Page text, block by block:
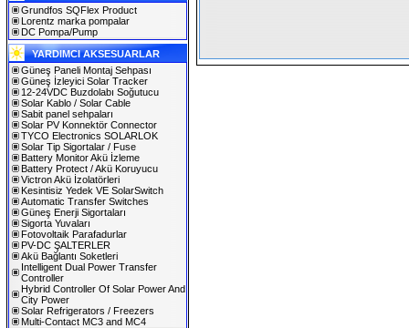
Grundfos SQFlex Product
Lorentz marka pompalar
DC Pompa/Pump
YARDIMCI AKSESUARLAR
Güneş Paneli Montaj Sehpası
Güneş İzleyici Solar Tracker
12-24VDC Buzdolabı Soğutucu
Solar Kablo / Solar Cable
Sabit panel sehpaları
Solar PV Konnektör Connector
TYCO Electronics SOLARLOK
Solar Tip Sigortalar / Fuse
Battery Monitor Akü İzleme
Battery Protect / Akü Koruyucu
Victron Akü İzolatörleri
Kesintisiz Yedek VE SolarSwitch
Automatic Transfer Switches
Güneş Enerji Sigortaları
Sigorta Yuvaları
Fotovoltaik Parafadurlar
PV-DC ŞALTERLER
Akü Bağlantı Soketleri
Intelligent Dual Power Transfer
Controller
Hybrid Controller Of Solar Power And
City Power
Solar Refrigerators / Freezers
Multi-Contact MC3 and MC4